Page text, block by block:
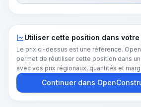
Utiliser cette position dans
Le prix ci-dessus est une référence.
permet de réutiliser cette position dans
avec vos prix régionaux, quantités et
Continuer dans